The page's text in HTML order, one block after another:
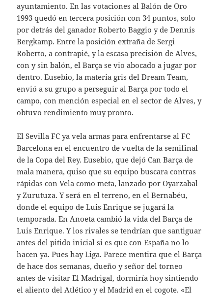
ayuntamiento. En las votaciones al Balón de Oro
1993 quedó en tercera posición con 34 puntos, solo
por detrás del ganador Roberto Baggio y de Dennis
Bergkamp. Entre la posición extraña de Sergi
Roberto, a contrapié, y la escasa precisión de Alves,
con y sin balón, el Barça se vio abocado a jugar por
dentro. Eusebio, la materia gris del Dream Team,
envió a su grupo a perseguir al Barça por todo el
campo, con mención especial en el sector de Alves, y
obtuvo rendimiento muy pronto.
El Sevilla FC ya vela armas para enfrentarse al FC
Barcelona en el encuentro de vuelta de la semifinal
de la Copa del Rey. Eusebio, que dejó Can Barça de
mala manera, quiso que su equipo buscara contras
rápidas con Vela como meta, lanzado por Oyarzabal
y Zurutuza. Y será en el terreno, en el Bernabéu,
donde el equipo de Luis Enrique se jugará la
temporada. En Anoeta cambió la vida del Barça de
Luis Enrique. Y los rivales se tendrían que santiguar
antes del pitido inicial si es que con España no lo
hacen ya. Pues hay Liga. Parece mentira que el Barça
de hace dos semanas, dueño y señor del torneo
antes de visitar El Madrigal, dormiría hoy sintiendo
el aliento del Atlético y el Madrid en el cogote. «El